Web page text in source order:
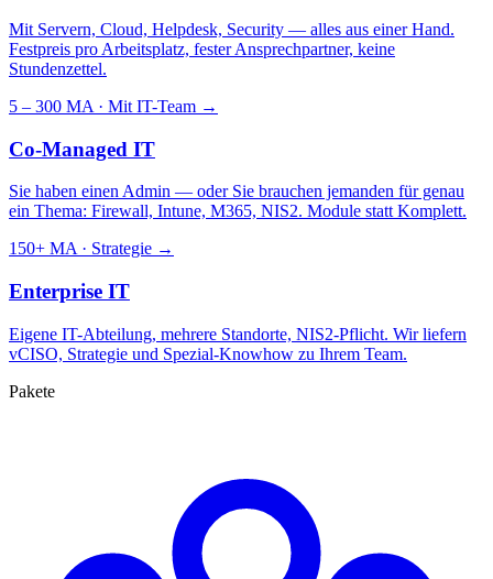
Mit Servern, Cloud, Helpdesk, Security — alles aus einer Hand.
Festpreis pro Arbeitsplatz, fester Ansprechpartner, keine
Stundenzettel.
5 – 300 MA · Mit IT-Team →
Co-Managed IT
Sie haben einen Admin — oder Sie brauchen jemanden für genau
ein Thema: Firewall, Intune, M365, NIS2. Module statt Komplett.
150+ MA · Strategie →
Enterprise IT
Eigene IT-Abteilung, mehrere Standorte, NIS2-Pflicht. Wir liefern
vCISO, Strategie und Spezial-Knowhow zu Ihrem Team.
Pakete